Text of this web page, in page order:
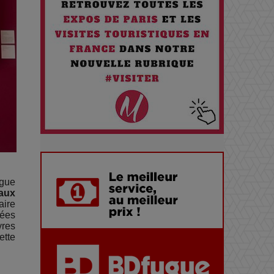
Santé quand on Roule toute la
Journée
Pourquoi les Petites
Entreprises Créatives Deviennent
les Cibles des Hackers
Les 3 meilleures destinations
pour des vacances sportives !
Quand l'Opéra Rencontre l'IA :
Lola Volonakis, l'Artiste du
Paradoxe qui Chante le Futur
Chien 51 - Quand l’IA prend le